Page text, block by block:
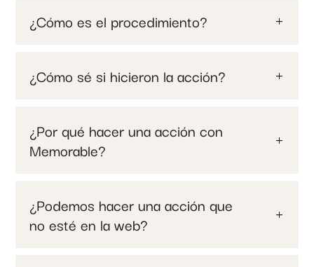
¿Cómo es el procedimiento?
¿Cómo sé si hicieron la acción?
¿Por qué hacer una acción con
Memorable?
¿Podemos hacer una acción que
no esté en la web?